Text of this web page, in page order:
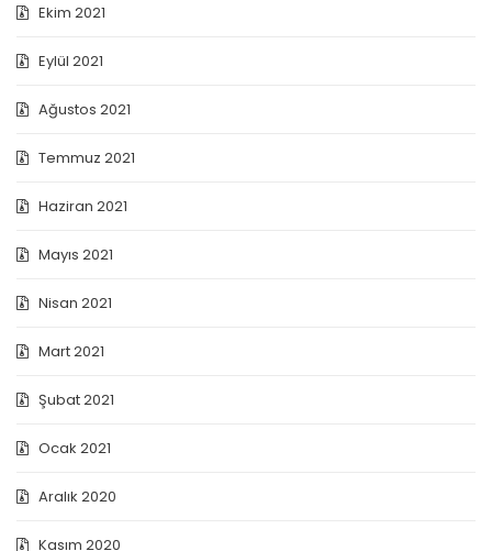
Ekim 2021
Eylül 2021
Ağustos 2021
Temmuz 2021
Haziran 2021
Mayıs 2021
Nisan 2021
Mart 2021
Şubat 2021
Ocak 2021
Aralık 2020
Kasım 2020